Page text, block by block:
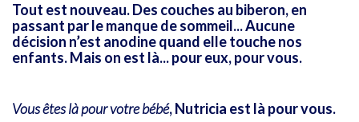
Tout est nouveau.Des couches au biberon, en
passant par le manque de sommeil...Aucune
décision n’est anodinequand elle touche nos
enfants. Mais on est là... pour eux, pour vous.
Vous êtes là pour votre bébé,Nutricia est là pour vous.